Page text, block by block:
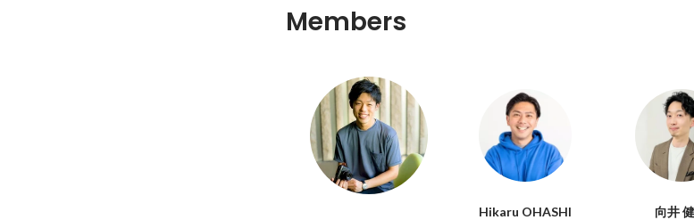
Members
Hikaru OHASHI 向井